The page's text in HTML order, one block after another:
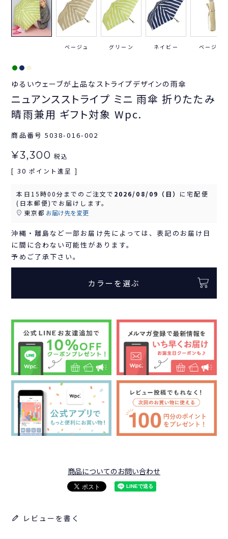
ベージュ グリーン ネイビー ベージュ
ゆるいウェーブが上品なストライプデザインの雨傘
ニュアンスストライプ ミニ 雨傘 折りたたみ
晴雨兼用 ギフト対象 Wpc.
商品番号 5038-016-002
¥3,300 税込
[ 30 ポイント進呈 ]
本日 15時00分 までのご注文で 2026/08/09（日） に宅配便
(日本郵便)でお届けします。
東京都 お届け先を変更
沖縄・離島など一部お届け先によっては、表記のお届け日
に間に合わない可能性があります。
予めご了承下さい。
カラーを選ぶ
商品についてのお問い合わせ
レビューを書く